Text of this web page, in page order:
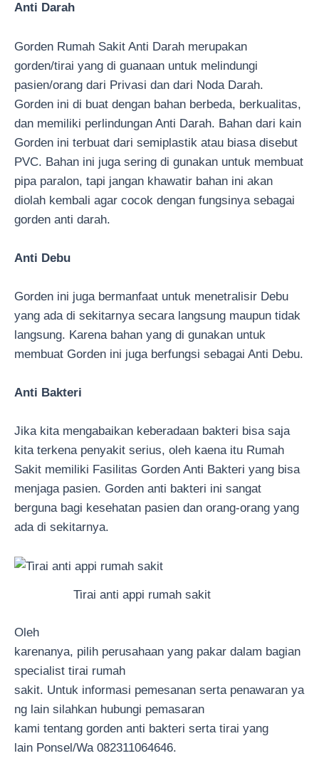
Anti Darah
Gorden Rumah Sakit Anti Darah merupakan
gorden/tirai yang di guanaan untuk melindungi
pasien/orang dari Privasi dan dari Noda Darah.
Gorden ini di buat dengan bahan berbeda, berkualitas,
dan memiliki perlindungan Anti Darah. Bahan dari kain
Gorden ini terbuat dari semiplastik atau biasa disebut
PVC. Bahan ini juga sering di gunakan untuk membuat
pipa paralon, tapi jangan khawatir bahan ini akan
diolah kembali agar cocok dengan fungsinya sebagai
gorden anti darah.
Anti Debu
Gorden ini juga bermanfaat untuk menetralisir Debu
yang ada di sekitarnya secara langsung maupun tidak
langsung. Karena bahan yang di gunakan untuk
membuat Gorden ini juga berfungsi sebagai Anti Debu.
Anti Bakteri
Jika kita mengabaikan keberadaan bakteri bisa saja
kita terkena penyakit serius, oleh kaena itu Rumah
Sakit memiliki Fasilitas Gorden Anti Bakteri yang bisa
menjaga pasien. Gorden anti bakteri ini sangat
berguna bagi kesehatan pasien dan orang-orang yang
ada di sekitarnya.
Tirai anti appi rumah sakit
Oleh
karenanya, pilih perusahaan yang pakar dalam bagian
specialist tirai rumah
sakit. Untuk informasi pemesanan serta penawaran ya
ng lain silahkan hubungi pemasaran
kami tentang gorden anti bakteri serta tirai yang
lain Ponsel/Wa 082311064646.